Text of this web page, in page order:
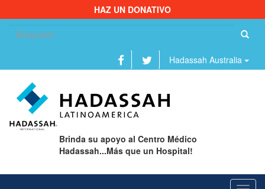
HAZ UN DONATIVO
Hadassah Australia
Brinda su apoyo al Centro Médico
Hadassah...Más que un Hospital!